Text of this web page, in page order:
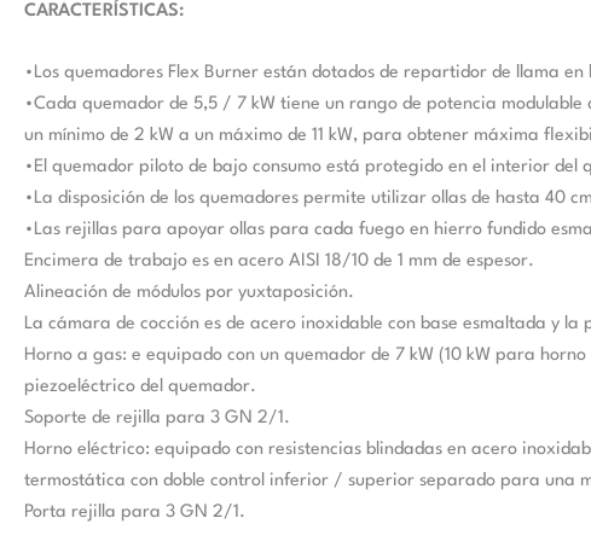
CARACTERÍSTICAS:
•Los quemadores Flex Burner están dotados de repartidor de llama
•Cada quemador de 5,5 / 7 kW tiene un rango de potencia modulable
un mínimo de 2 kW a un máximo de 11 kW, para obtener máxima
•El quemador piloto de bajo consumo está protegido en el interior del
•La disposición de los quemadores permite utilizar ollas de hasta 40
•Las rejillas para apoyar ollas para cada fuego en hierro fundido
Encimera de trabajo es en acero AISI 18/10 de 1 mm de espesor.
Alineación de módulos por yuxtaposición.
La cámara de cocción es de acero inoxidable con base esmaltada y
Horno a gas: e equipado con un quemador de 7 kW (10 kW para
piezoeléctrico del quemador.
Soporte de rejilla para 3 GN 2/1.
Horno eléctrico: equipado con resistencias blindadas en acero
termostática con doble control inferior / superior separado para una
Porta rejilla para 3 GN 2/1.